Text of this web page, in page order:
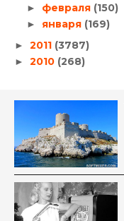
► февраля (150)
► января (169)
► 2011 (3787)
► 2010 (268)